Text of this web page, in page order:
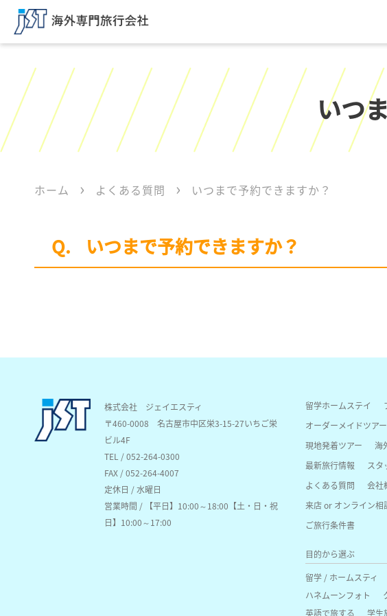
いつ
ホーム よくある質問 いつまで予約できますか？
いつまで予約できますか？
株式会社 ジェイエスティ
〒460-0008名古屋市中区栄3-15-27いちご栄
ビル4F
TEL / 052-264-0300
FAX / 052-264-4007
定休日 / 水曜日
営業時間 / 【平日】10:00～18:00【土・日・祝
日】10:00～17:00
留学ホームステイ
オーダーメイドツアー
現地発着ツアー
海
最新旅行情報
スタ
よくある質問
会社
来店 or オンライン相
ご旅行条件書
目的から選ぶ
留学 / ホームスティ
ハネムーンフォト
英語で旅する
学生